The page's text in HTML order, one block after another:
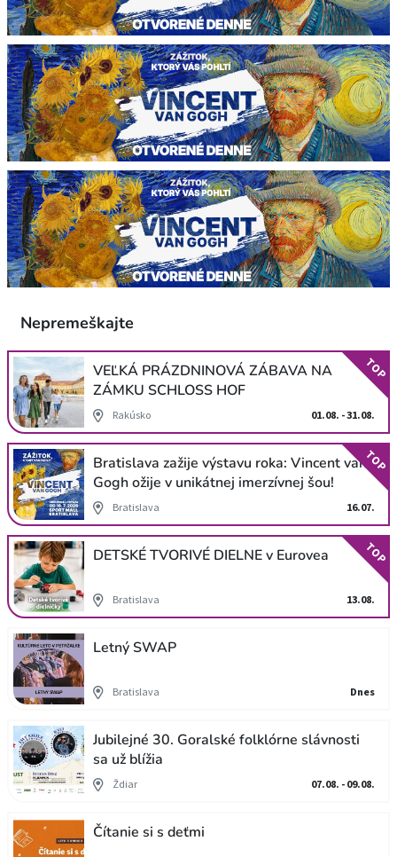
Nepremeškajte
VEĽKÁ PRÁZDNINOVÁ ZÁBAVA NA
ZÁMKU SCHLOSS HOF
Rakúsko 01.08. - 31.08.
TOP
Bratislava zažije výstavu roka: Vincent van
Gogh ožije v unikátnej imerzívnej šou!
Bratislava 16.07.
TOP
DETSKÉ TVORIVÉ DIELNE v Eurovea
Bratislava 13.08.
TOP
Letný SWAP
Bratislava Dnes
Jubilejné 30. Goralské folklórne slávnosti
sa už blížia
Ždiar 07.08. - 09.08.
Čítanie si s deťmi